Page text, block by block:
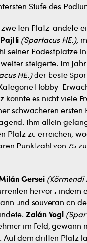
Stufe des
zweiten Platz landete
Pajtli (Spartacus HE.),
seiner Podestplätze
steigerte. Im
HE.)der beste
Hobby-
konnte es nicht viele
schwächeren ersten
Ihm allein
Platz zu erreichen,
Punktzahl von 75
Gersei (Körmendi
hervor , indem
und souverän an
Zalán Vogl
im Feld, gewann
Auf dem dritten Platz